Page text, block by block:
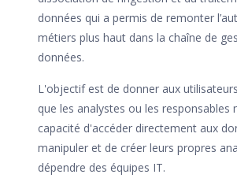
données qui a permis de remonter
métiers plus haut dans la chaîne de
données.
L'objectif est de donner aux
que les analystes ou les responsables
capacité d'accéder directement aux
manipuler et de créer leurs propres
dépendre des équipes IT.